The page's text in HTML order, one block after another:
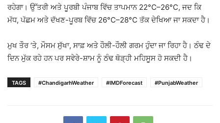
ਰਹੇਗਾ। ਉੱਤਰੀ ਅਤੇ ਪੂਰਬੀ ਪੰਜਾਬ ਵਿੱਚ ਤਾਪਮਾਨ 22°C–26°C, ਜਦ ਕਿ
ਮੱਧ, ਪੱਛਮ ਅਤੇ ਦੱਖਣ-ਪੂਰਬ ਵਿੱਚ 26°C–28°C ਤੱਕ ਦੇਖਿਆ ਜਾ ਸਕਦਾ ਹੈ।
ਮੁਖ ਤੌਰ ‘ਤੇ, ਮੌਸਮ ਸੁੱਖਾ, ਸਾਫ਼ ਅਤੇ ਹੌਲੀ-ਹੌਲੀ ਗਰਮ ਹੁੰਦਾ ਜਾ ਰਿਹਾ ਹੈ। ਠੰਢ ਦੇ
ਦਿਨ ਮੁੱਕ ਰਹੇ ਹਨ ਪਰ ਸਵੇਰੇ-ਸ਼ਾਮ ਨੂੰ ਠੰਢ ਥੋੜ੍ਹੀ ਮਹਿਸੂਸ ਹੋ ਸਕਦੀ ਹੈ।
TAGS #ChandigarhWeather #IMDForecast #PunjabWeather